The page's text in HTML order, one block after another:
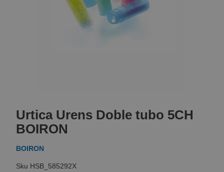
the
beginning
of
the
gallery
Urtica Urens Doble tubo 5CH
BOIRON
BOIRON
HSB_585292X